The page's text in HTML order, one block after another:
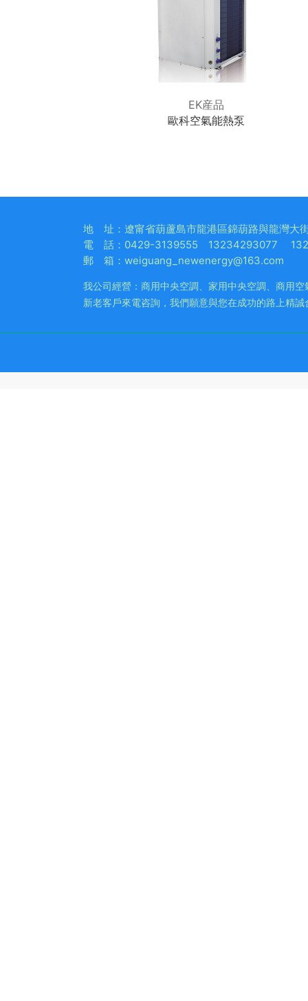
EK産品
歐科空氣能熱泵
地 址：遼甯省葫蘆島市龍港區錦葫路與龍灣大
電 話：0429-3139555 13234293077
郵 箱：weiguang_newenergy@163.com
我公司經營：商用中央空調、家用中央空調、商用
新老客戶來電咨詢，我們願意與您在成功的路上精